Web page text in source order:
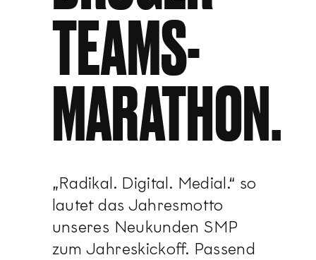
TEAMS-
MARATHON.
„Radikal. Digital. Medial.“ so
lautet das Jahresmotto
unseres Neukunden SMP
zum Jahreskickoff. Passend